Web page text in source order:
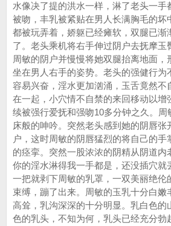
水像决了提的洪水一样，淋了老头一手
被吻，丰乳被紧贴在男人长满胸毛的坏
都被玩弄着，娇躯已经瘫软，双腿已渐
了。老头乘机将右手伸过阴户去抚摩玉
周敏的阴户并慢慢将她双腿抬离地面，
坐在男人右手的姿势。老头的强健行为
容易兴奋，淫水更加汹涌，玉舌竟然不
在一起，小穴情不自禁的来回移动以增
续被强行爱抚和强吻10多分钟之久。周
床般的呻吟。突然老头感到她的阴唇张
户，这时周敏的阴唇猛烈的将自己的
的痉挛。突然一股浓浓的阴精从阴道内
你的淫水淋得我一手都是，还没插穴就
一把就剥下周敏的乳罩，一双美丽绝伦
束缚，蹦了出来。周敏的玉乳十分白嫩
高耸，乳沟深深的十分明显。乳白色的
色的乳头，不知为何，乳头已经充分勃